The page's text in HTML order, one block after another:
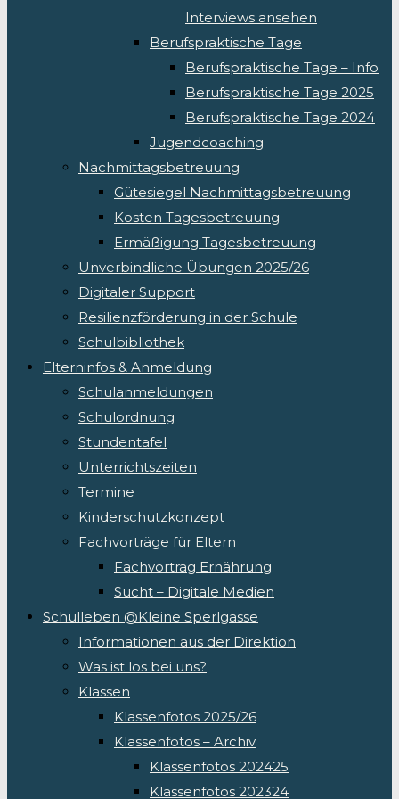
Interviews ansehen
Berufspraktische Tage
Berufspraktische Tage – Info
Berufspraktische Tage 2025
Berufspraktische Tage 2024
Jugendcoaching
Nachmittagsbetreuung
Gütesiegel Nachmittagsbetreuung
Kosten Tagesbetreuung
Ermäßigung Tagesbetreuung
Unverbindliche Übungen 2025/26
Digitaler Support
Resilienzförderung in der Schule
Schulbibliothek
Elterninfos & Anmeldung
Schulanmeldungen
Schulordnung
Stundentafel
Unterrichtszeiten
Termine
Kinderschutzkonzept
Fachvorträge für Eltern
Fachvortrag Ernährung
Sucht – Digitale Medien
Schulleben @Kleine Sperlgasse
Informationen aus der Direktion
Was ist los bei uns?
Klassen
Klassenfotos 2025/26
Klassenfotos – Archiv
Klassenfotos 202425
Klassenfotos 202324